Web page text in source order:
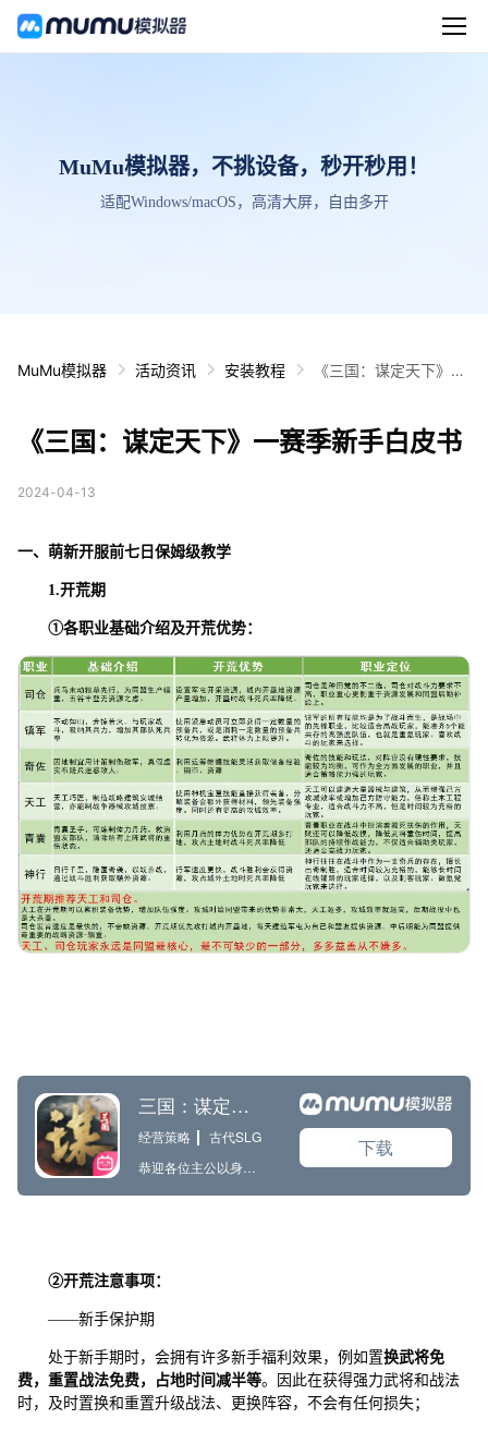
MuMu模拟器，不挑设备，秒开秒用！
适配Windows/macOS，高清大屏，自由多开
MuMu模拟器 活动资讯 安装教程
《三国：谋定天下》一
《三国：谋定天下》一赛季新手白皮书
2024-04-13
一、萌新开服前七日保姆级教学
1.开荒期
①各职业基础介绍及开荒优势：
②开荒注意事项：
——新手保护期
处于新手期时，会拥有许多新手福利效果，例如置换武将免
费，重置战法免费，占地时间减半等。因此在获得强力武将和战法
时，及时置换和重置升级战法、更换阵容，不会有任何损失；